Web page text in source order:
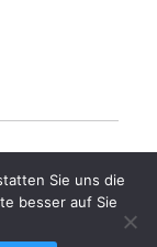
|
Sie uns die
besser auf Sie